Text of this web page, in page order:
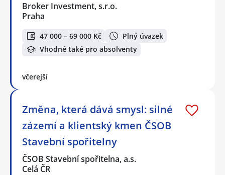
Broker Investment, s.r.o.
Praha
47 000 – 69 000 Kč
Plný úvazek
Vhodné také pro absolventy
včerejší
Změna, která dává smysl: silné
zázemí a klientský kmen ČSOB
Stavební spořitelny
ČSOB Stavební spořitelna, a.s.
Celá ČR